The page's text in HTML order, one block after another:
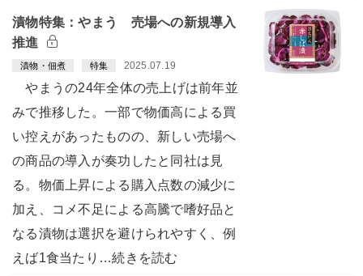
漬物特集：やまう 売場への新規導入
推進
漬物・佃煮 特集 2025.07.19
やまうの24年全体の売上げは前年並
みで推移した。一部で物価高による買
い控えがあったものの、新しい売場へ
の商品の導入が奏功したと同社は見
る。物価上昇による購入点数の減少に
加え、コメ不足による高騰で嗜好品と
なる漬物は選択を避けられやすく、例
えば1食当たり…続きを読む